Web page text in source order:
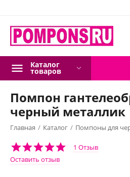
Каталог
товаров
Помпон
черный металлик
Главная / Каталог / Помпоны для
1 Отзыв
Оставить отзыв